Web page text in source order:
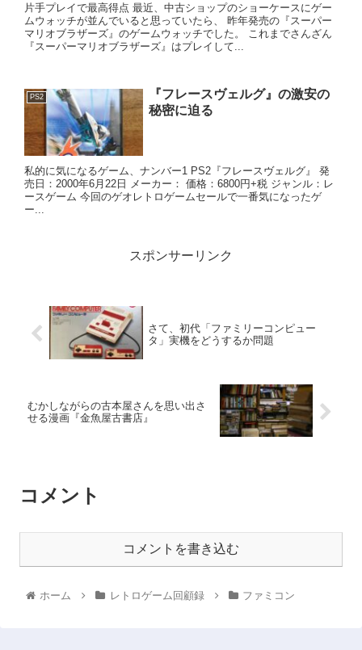
片手プレイで最高得点 最近、中古ショップのショーケースにゲー
ムウォッチが並んでいると思っていたら、 昨年発売の『スーパー
マリオブラザーズ』のゲームウォッチでした。 これまでさんざん
『スーパーマリオブラザーズ』はプレイして...
PS2
『フレースヴェルグ』の激安の
秘密に迫る
私的に気になるゲーム、ナンバー1 PS2『フレースヴェルグ』 発
売日：2000年6月22日 メーカー： 価格：6800円+税 ジャンル：レ
ースゲーム 今回のゲオレトロゲームセールで一番気になったゲ
ー...
スポンサーリンク
さて、初代「ファミリーコンピュー
タ」実機をどうするか問題
むかしながらの古本屋さんを思い出さ
せる漫画『金魚屋古書店』
コメント
コメントを書き込む
ホーム レトロゲーム回顧録 ファミコン